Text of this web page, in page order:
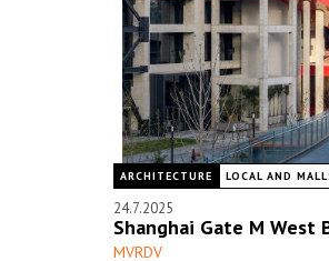
ARCHITECTURE LOCAL AND
24.7.2025
Shanghai Gate M West
MVRDV